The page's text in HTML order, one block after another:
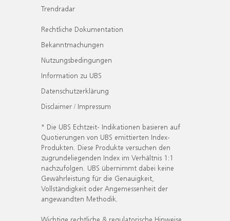
Trendradar
Rechtliche Dokumentation
Bekanntmachungen
Nutzungsbedingungen
Information zu UBS
Datenschutzerklärung
Disclaimer / Impressum
* Die UBS Echtzeit- Indikationen basieren auf
Quotierungen von UBS emittierten Index-
Produkten. Diese Produkte versuchen den
zugrundeliegenden Index im Verhältnis 1:1
nachzufolgen. UBS übernimmt dabei keine
Gewährleistung für die Genauigkeit,
Vollständigkeit oder Angemessenheit der
angewandten Methodik.